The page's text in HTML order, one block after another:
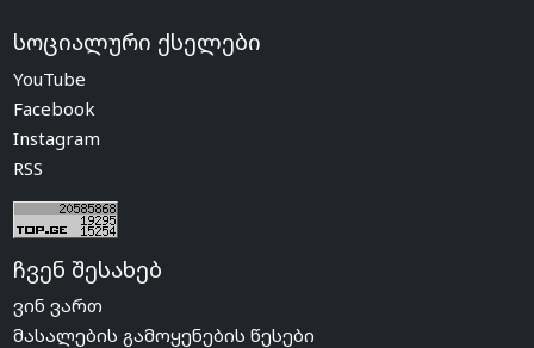
სოციალური ქსელები
YouTube
Facebook
Instagram
RSS
ჩვენ შესახებ
ვინ ვართ
მასალების გამოყენების წესები